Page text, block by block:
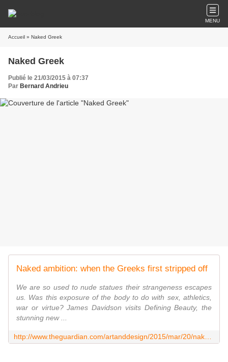
MENU
Accueil » Naked Greek
Naked Greek
Publié le 21/03/2015 à 07:37
Par Bernard Andrieu
Naked ambition: when the Greeks first stripped off
We are so used to nude statues their strangeness escapes
us. Was this exposure of the body to do with sex, athletics,
war or virtue? James Davidson visits Defining Beauty, the
stunning new ...